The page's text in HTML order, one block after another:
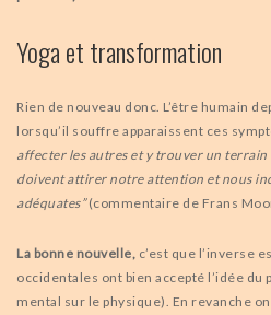
Yoga et transformation
Rien de nouveau donc. L’être humain
lorsqu’il souffre apparaissent ces
affecter les autres et y trouver un terrain
doivent attirer notre attention et nous
adéquates”(commentaire de Frans
La bonne nouvelle, c’est que l’inverse
occidentales ont bien accepté l’idée du
mental sur le physique). En revanche